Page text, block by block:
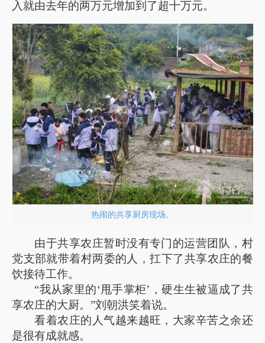
入就由去年的两万元增加到了超十万元。
热闹的共享厨房现场。
由于共享农庄暂时没有专门的运营团队，村
党支部就带着村两委的人，扛下了共享农庄的餐
饮接待工作。
“我从家里的‘甩手掌柜’，硬生生被逼成了共
享农庄的大厨。”刘朝洪笑着说。
看着农庄的人气越来越旺，大家辛苦之余还
是很有成就感。